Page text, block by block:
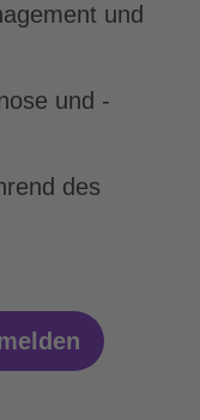
und
und -
des